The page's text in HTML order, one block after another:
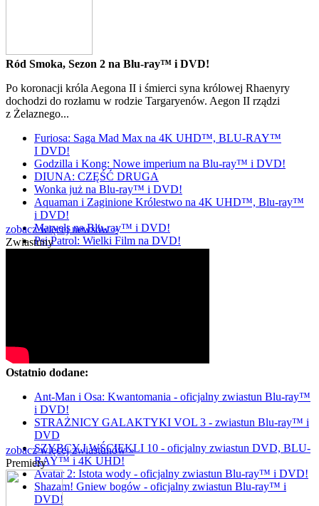
Ród Smoka, Sezon 2 na Blu-ray™ i DVD!
Po koronacji króla Aegona II i śmierci syna królowej Rhaenyry
dochodzi do rozłamu w rodzie Targaryenów. Aegon II rządzi
z Żelaznego...
Furiosa: Saga Mad Max na 4K UHD™, BLU-RAY™
I DVD!
Godzilla i Kong: Nowe imperium na Blu-ray™ i DVD!
DIUNA: CZĘŚĆ DRUGA
Wonka już na Blu-ray™ i DVD!
Aquaman i Zaginione Królestwo na 4K UHD™, Blu-ray™
i DVD!
Marvels na Blu-ray™ i DVD!
Psi Patrol: Wielki Film na DVD!
zobacz więcej newsów »
Zwiastuny
Ostatnio dodane:
Ant-Man i Osa: Kwantomania - oficjalny zwiastun Blu-ray™
i DVD!
STRAŻNICY GALAKTYKI VOL 3 - zwiastun Blu-ray™ i
DVD
SZYBCY I WŚCIEKLI 10 - oficjalny zwiastun DVD, BLU-
RAY™ i 4K UHD!
Avatar 2: Istota wody - oficjalny zwiastun Blu-ray™ i DVD!
Shazam! Gniew bogów - oficjalny zwiastun Blu-ray™ i
DVD!
zobacz więcej zwiastunów »
Premiery